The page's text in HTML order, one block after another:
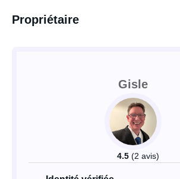
Propriétaire
Gisle
4.5 (2 avis)